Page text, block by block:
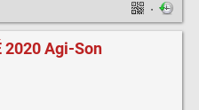
·
2020 Agi-Son